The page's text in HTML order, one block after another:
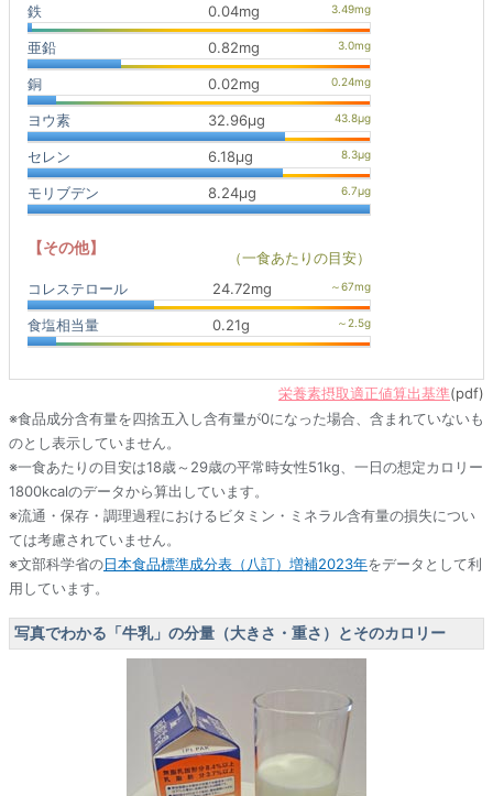
鉄 0.04mg
亜鉛 0.82mg
銅 0.02mg
ヨウ素 32.96μg
セレン 6.18μg
モリブデン 8.24μg
【その他】
（一食あたりの目安）
コレステロール
24.72mg
食塩相当量 0.21g
栄養素摂取適正値算出基準(pdf)
※食品成分含有量を四捨五入し含有量が0になった場合、含まれていないも
のとし表示していません。
※一食あたりの目安は18歳～29歳の平常時女性51kg、一日の想定カロリー
1800kcalのデータから算出しています。
※流通・保存・調理過程におけるビタミン・ミネラル含有量の損失につい
ては考慮されていません。
※文部科学省の日本食品標準成分表（八訂）増補2023年をデータとして利
用しています。
写真でわかる「牛乳」の分量（大きさ・重さ）とそのカロリー